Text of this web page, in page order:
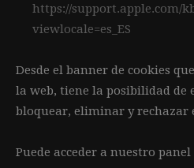
https://support.apple.com/
viewlocale=es_ES
Desde el banner de cookies
la web, tiene la posibilidad de
bloquear, eliminar y rechazar
Puede acceder a nuestro